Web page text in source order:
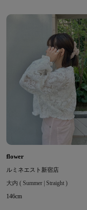
flower
ルミネエスト新宿店
大内 ( Summer | Straight )
146cm